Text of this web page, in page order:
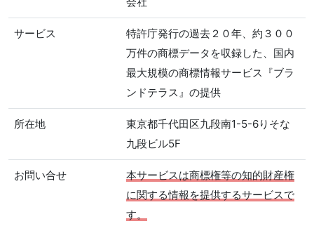
サービス
特許庁発行の過去２０年、約３００
万件の商標データを収録した、国内
最大規模の商標情報サービス『ブラ
ンドテラス』の提供
所在地
東京都千代田区九段南1-5-6りそな
九段ビル5F
お問い合せ
本サービスは商標権等の知的財産権
に関する情報を提供するサービスで
す。